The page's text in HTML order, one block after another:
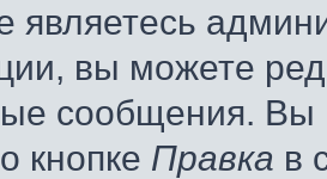
являетесь
вы можете
сообщения. Вы
кнопке Правка в